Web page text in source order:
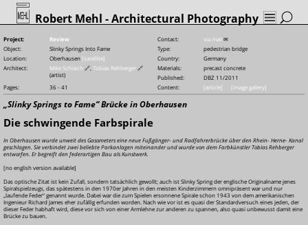
Robert Mehl - Architectural Photography
Project: Review Contact: via mail ✉
Object:
Slinky Springs Into Fame Type:
pedestrian bridge
Location:
Oberhausen [satellite] Country:
Germany
Architect:
Mike Schlaich 🔗 ,Tobias Rehberger 🔗
(artist)
Materials:
precast concrete
Published:
DBZ 11/2011
Pages:
36 - 41 Content: [article] [image gallery]
„Slinky Springs to Fame“ Brücke in Oberhausen
Die schwingende Farbspirale
In Oberhausen wurde unweit des Gasometers eine neue Fußgänger- und Radfahrerbrücke über den Rhein- Herne- Kanal
geschlagen. Sie verbindet zwei beliebte Parkanlagen miteinander und wurde von dem Farbkünstler Tobias Rehberger
entworfen. Er begreift den federartigen Bau als Kunstwerk.
[no english version available]
Das optische Zitat ist kein Zufall, sondern tatsächlich gewollt; auch ist Slinky Spring der englische Originalname jenes
Spiralspielzeugs, das spätestens in den 1970er Jahren in den meisten Kinderzimmern omnipräsent war und nur
„laufende Feder“ genannt wurde. Dabei war die zum Spielen ersonnene Spirale schon 1943 von dem amerikanischen
Ingenieur Richard James eher zufällig erfunden worden. Nach wie vor ist es quasi der Standardversuch eines jeden, der
dieser Feder habhaft wird, diese vor sich von einer Armlehne zur anderen zu spannen, also quasi unbewusst damit eine
Brücke zu bauen.